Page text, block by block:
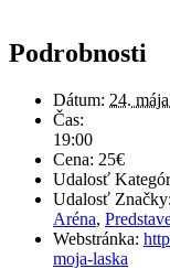
Podrobnosti
Dátum: 24.
Čas:
19:00
Cena: 25€
Udalosť
Udalosť Značky:
Aréna,
Webstránka:
moja-laska